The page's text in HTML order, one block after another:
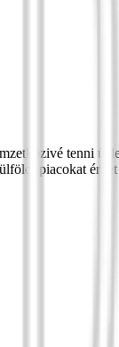
tenni
piacokat